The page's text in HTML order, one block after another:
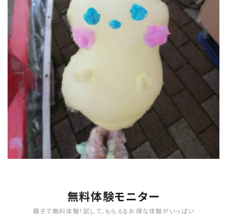
無料体験モニター
親子で無料体験！試して、もらえるお得な体験がいっぱい